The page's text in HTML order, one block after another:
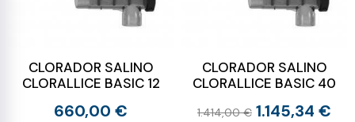
CLORADOR SALINO
CLORALLICE BASIC 12
660,00 €
CLORADOR SALINO
CLORALLICE BASIC 40
1.414,00 € 1.145,34 €